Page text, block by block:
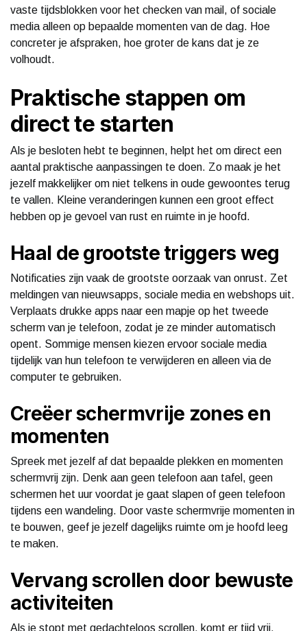
vaste tijdsblokken voor het checken van mail, of sociale
media alleen op bepaalde momenten van de dag. Hoe
concreter je afspraken, hoe groter de kans dat je ze
volhoudt.
Praktische stappen om
direct te starten
Als je besloten hebt te beginnen, helpt het om direct een
aantal praktische aanpassingen te doen. Zo maak je het
jezelf makkelijker om niet telkens in oude gewoontes terug
te vallen. Kleine veranderingen kunnen een groot effect
hebben op je gevoel van rust en ruimte in je hoofd.
Haal de grootste triggers weg
Notificaties zijn vaak de grootste oorzaak van onrust. Zet
meldingen van nieuwsapps, sociale media en webshops uit.
Verplaats drukke apps naar een mapje op het tweede
scherm van je telefoon, zodat je ze minder automatisch
opent. Sommige mensen kiezen ervoor sociale media
tijdelijk van hun telefoon te verwijderen en alleen via de
computer te gebruiken.
Creëer schermvrije zones en
momenten
Spreek met jezelf af dat bepaalde plekken en momenten
schermvrij zijn. Denk aan geen telefoon aan tafel, geen
schermen het uur voordat je gaat slapen of geen telefoon
tijdens een wandeling. Door vaste schermvrije momenten in
te bouwen, geef je jezelf dagelijks ruimte om je hoofd leeg
te maken.
Vervang scrollen door bewuste
activiteiten
Als je stopt met gedachteloos scrollen, komt er tijd vrij.